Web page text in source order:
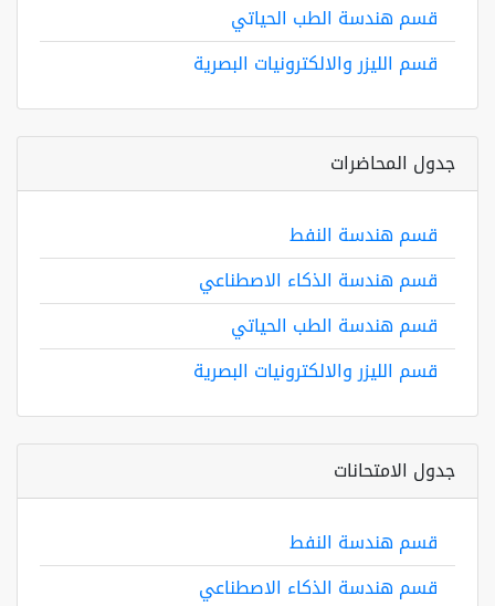
قسم هندسة الطب الحياتي
قسم الليزر والالكترونيات البصرية
جدول المحاضرات
قسم هندسة النفط
قسم هندسة الذكاء الاصطناعي
قسم هندسة الطب الحياتي
قسم الليزر والالكترونيات البصرية
جدول الامتحانات
قسم هندسة النفط
قسم هندسة الذكاء الاصطناعي